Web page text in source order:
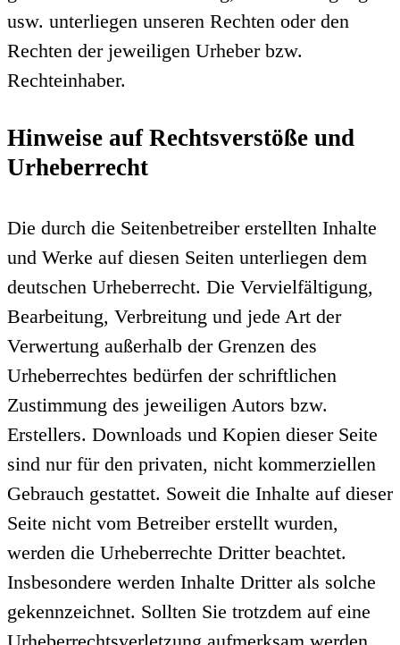
usw. unterliegen unseren Rechten oder den
Rechten der jeweiligen Urheber bzw.
Rechteinhaber.
Hinweise auf Rechtsverstöße und
Urheberrecht
Die durch die Seitenbetreiber erstellten Inhalte
und Werke auf diesen Seiten unterliegen dem
deutschen Urheberrecht. Die Vervielfältigung,
Bearbeitung, Verbreitung und jede Art der
Verwertung außerhalb der Grenzen des
Urheberrechtes bedürfen der schriftlichen
Zustimmung des jeweiligen Autors bzw.
Erstellers. Downloads und Kopien dieser Seite
sind nur für den privaten, nicht kommerziellen
Gebrauch gestattet. Soweit die Inhalte auf dieser
Seite nicht vom Betreiber erstellt wurden,
werden die Urheberrechte Dritter beachtet.
Insbesondere werden Inhalte Dritter als solche
gekennzeichnet. Sollten Sie trotzdem auf eine